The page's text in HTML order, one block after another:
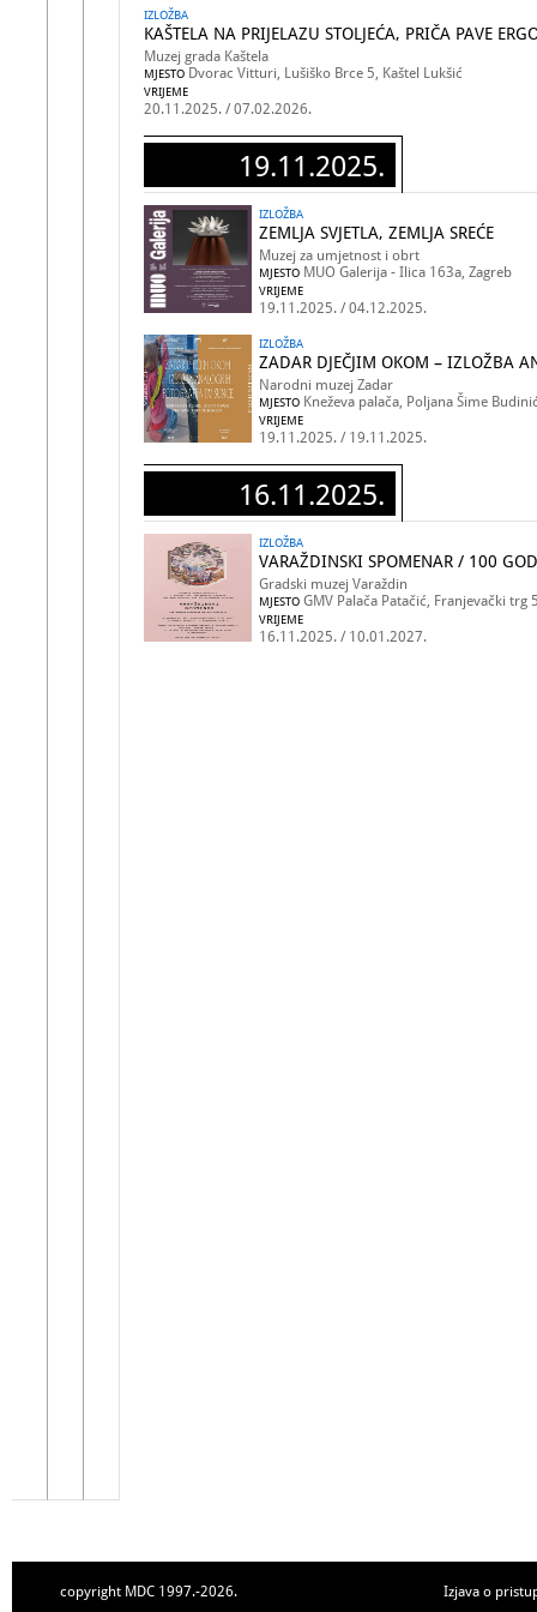
IZLOŽBA
KAŠTELA NA PRIJELAZU STOLJEĆA, PRIČA PAVE
Muzej grada Kaštela
MJESTO Dvorac Vitturi, Lušiško Brce 5, Kaštel Lukšić
VRIJEME
20.11.2025. / 07.02.2026.
19.11.2025.
IZLOŽBA
ZEMLJA SVJETLA, ZEMLJA SREĆE
Muzej za umjetnost i obrt
MJESTO MUO Galerija - Ilica 163a, Zagreb
VRIJEME
19.11.2025. / 04.12.2025.
IZLOŽBA
ZADAR DJEČJIM OKOM – IZLOŽBA
Narodni muzej Zadar
MJESTO Kneževa palača, Poljana Šime
VRIJEME
19.11.2025. / 19.11.2025.
16.11.2025.
IZLOŽBA
VARAŽDINSKI SPOMENAR / 100
Gradski muzej Varaždin
MJESTO GMV Palača Patačić, Franjevački trg
VRIJEME
16.11.2025. / 10.01.2027.
copyright MDC 1997.-2026. Izjava o